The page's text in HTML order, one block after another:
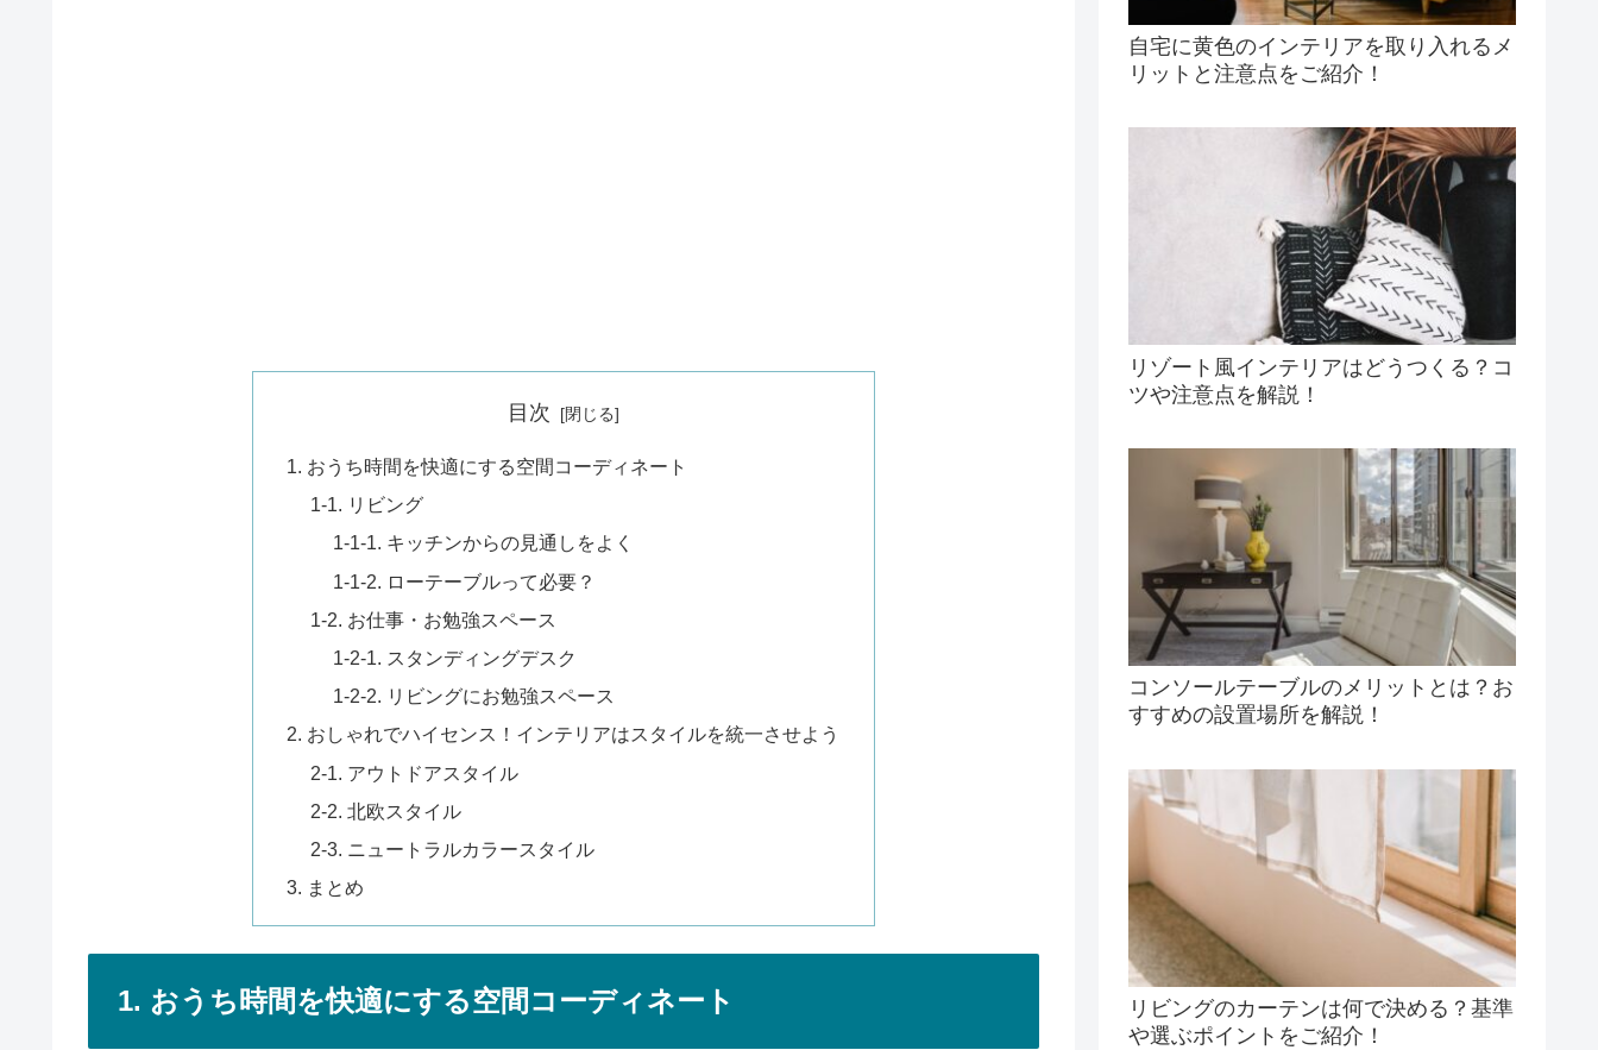
目次
1. おうち時間を快適にする空間コーディネート
1-1. リビング
1-1-1. キッチンからの見通しをよく
1-1-2. ローテーブルって必要？
1-2. お仕事・お勉強スペース
1-2-1. スタンディングデスク
1-2-2. リビングにお勉強スペース
2. おしゃれでハイセンス！インテリアはスタイルを統一させよう
2-1. アウトドアスタイル
2-2. 北欧スタイル
2-3. ニュートラルカラースタイル
3. まとめ
1. おうち時間を快適にする空間コーディネート
自宅に黄色のインテリアを取り入れるメ
リットと注意点をご紹介！
リゾート風インテリアはどうつくる？コ
ツや注意点を解説！
コンソールテーブルのメリットとは？お
すすめの設置場所を解説！
リビングのカーテンは何で決める？基準
や選ぶポイントをご紹介！